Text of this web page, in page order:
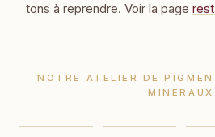
tons à reprendre. Voir la page
NOTRE ATELIER DE
MINÉRAUX